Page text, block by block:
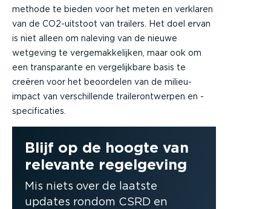
methode te bieden voor het meten en verklaren
van de CO2-uitstoot van trailers. Het doel ervan
is niet alleen om naleving van de nieuwe
wetgeving te vergemakkelijken, maar ook om
een transparante en vergelijkbare basis te
creëren voor het beoordelen van de milieu-
impact van verschillende trailerontwerpen en -
specificaties.
Blijf op de hoogte van
relevante regelgeving
Mis niets over de laatste
updates rondom CSRD en